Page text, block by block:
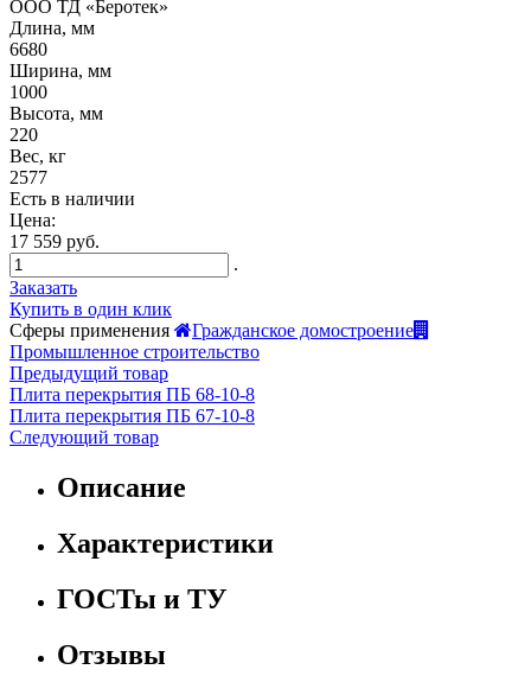
ООО ТД «Беротек»
Длина, мм
6680
Ширина, мм
1000
Высота, мм
220
Вес, кг
2577
Есть в наличии
Цена:
17 559 руб.
.
Заказать
Купить в один клик
Сферы применения
Гражданское домостроение
Промышленное строительство
Предыдущий товар
Плита перекрытия ПБ 68-10-8
Плита перекрытия ПБ 67-10-8
Следующий товар
Описание
Характеристики
ГОСТы и ТУ
Отзывы